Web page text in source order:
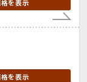
格を表示
格を表示